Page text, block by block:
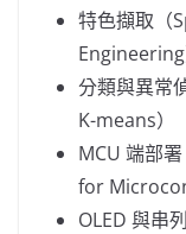
特色擷取（
Engineering
分類與異常
K-means）
MCU 端部
for
OLED 與串